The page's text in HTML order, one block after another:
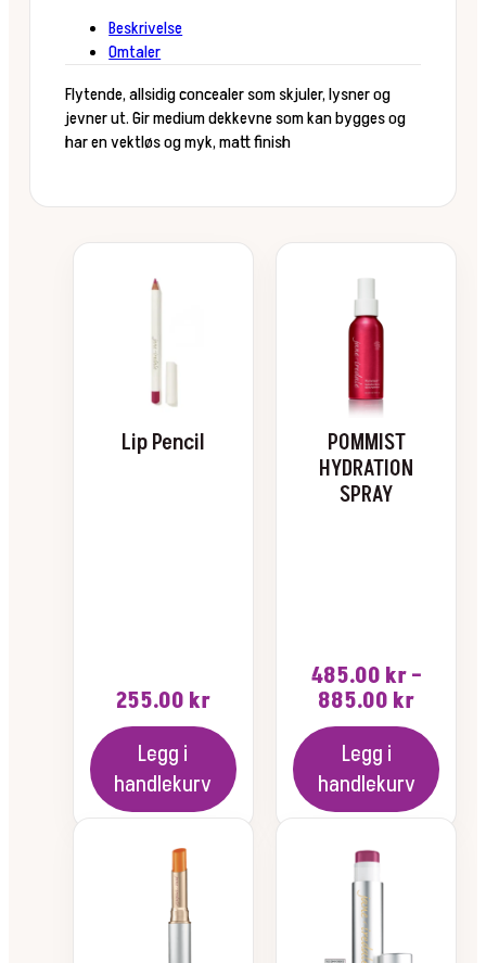
Beskrivelse
Omtaler
Flytende, allsidig concealer som skjuler, lysner og
jevner ut. Gir medium dekkevne som kan bygges og
har en vektløs og myk, matt finish
Lip Pencil
255.00 kr
Legg i
handlekurv
produktet
Alternativene
velges
POMMIST
HYDRATION
SPRAY
485.00 kr–
885.00 kr
til
Legg i
handlekurv
varianter.
Alternativene
velges
produktsiden
produktet